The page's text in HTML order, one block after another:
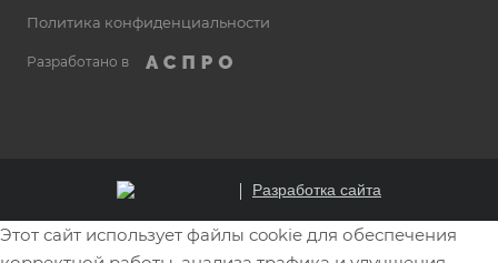
Политика конфиденциальности
Разработано в
Разработка сайта
Этот сайт использует файлы cookie для обеспечения